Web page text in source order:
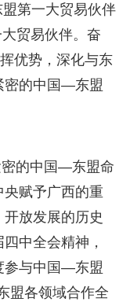
第一大贸易伙伴
贸易伙伴。奋
优势，深化与东
密的中国—东盟
的中国—东盟命
赋予广西的重
放发展的历史
中全会精神，
参与中国—东盟
盟各领域合作全